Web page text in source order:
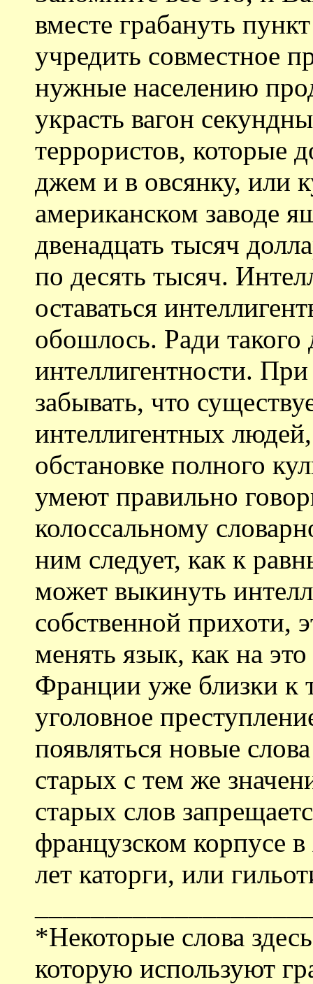
вместе грабануть
учредить совместное
нужные населению
украсть вагон
террористов, которые
джем и в овсянку, или
американском заводе
двенадцать тысяч
по десять тысяч.
оставаться
обошлось. Ради
интеллигентности. При
забывать, что
интеллигентных
обстановке полного
умеют правильно
колоссальному
ним следует, как к
может выкинуть
собственной прихоти,
менять язык, как на
Франции уже близки к
уголовное
появляться новые
старых с тем же
старых слов
французском корпусе
лет каторги, или
*Некоторые слова
которую используют